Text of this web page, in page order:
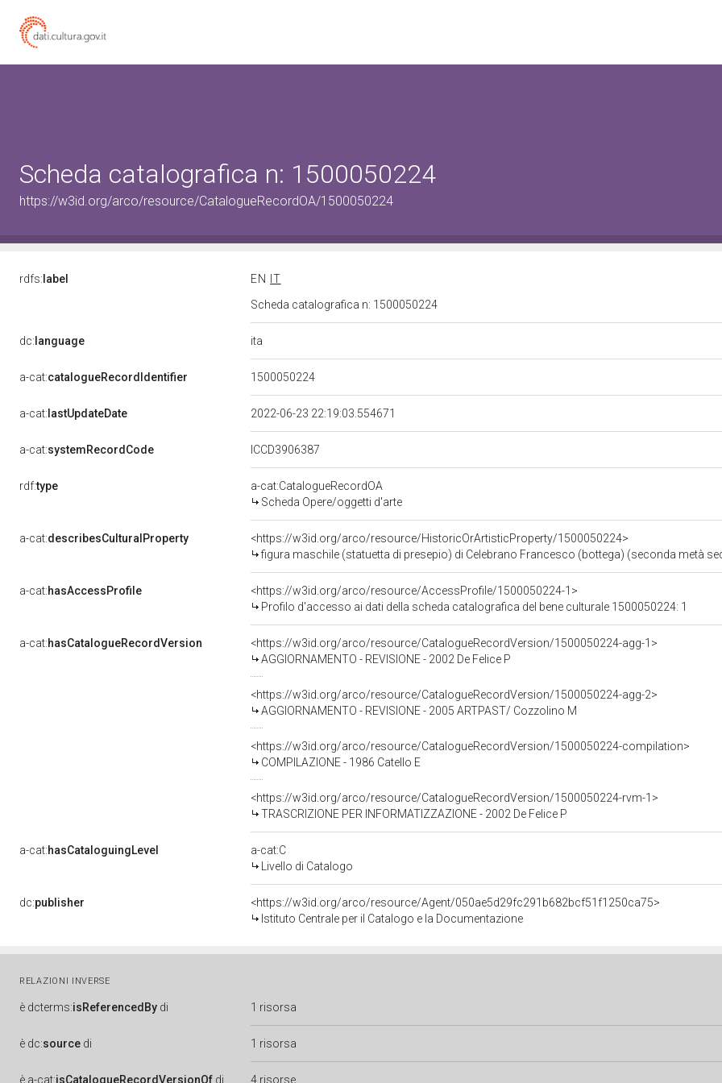
Scheda catalografica n: 1500050224
https://w3id.org/arco/resource/CatalogueRecordOA/1500050224
rdfs: label EN
IT
Scheda catalografica n: 1500050224
dc: language ita
a-cat:catalogueRecordIdentifier 1500050224
a-cat: lastUpdateDate 2022-06-23 22:19:03.554671
a-cat:systemRecordCode ICCD3906387
rdf:type
a-cat:CatalogueRecordOA
Scheda Opere/oggetti d'arte
a-cat:describesCulturalProperty
<https://w3id.org/arco/resource/HistoricOrArtisticProperty/1500050224>
figura maschile (statuetta di presepio) di Celebrano Francesco (bottega) (seconda metà
a-cat:hasAccessProfile
<https://w3id.org/arco/resource/AccessProfile/1500050224-1>
Profilo d'accesso ai dati della scheda catalografica del bene culturale 1500050224: 1
a-cat:hasCatalogueRecordVersion
<https://w3id.org/arco/resource/CatalogueRecordVersion/1500050224-agg-1>
AGGIORNAMENTO - REVISIONE - 2002 De Felice P
<https://w3id.org/arco/resource/CatalogueRecordVersion/1500050224-agg-2>
AGGIORNAMENTO - REVISIONE - 2005 ARTPAST/ Cozzolino M
<https://w3id.org/arco/resource/CatalogueRecordVersion/1500050224-compilation>
COMPILAZIONE - 1986 Catello E
<https://w3id.org/arco/resource/CatalogueRecordVersion/1500050224-rvm-1>
TRASCRIZIONE PER INFORMATIZZAZIONE - 2002 De Felice P
a-cat:hasCataloguingLevel
a-cat:C
Livello di Catalogo
dc:publisher
<https://w3id.org/arco/resource/Agent/050ae5d29fc291b682bcf51f1250ca75>
Istituto Centrale per il Catalogo e la Documentazione
RELAZIONI INVERSE
è dcterms:isReferencedBy di 1 risorsa
è dc:source di 1 risorsa
è a-cat:isCatalogueRecordVersionOf di 4 risorse